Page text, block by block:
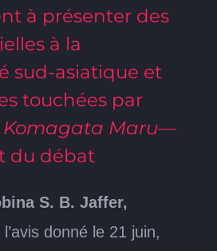
à présenter des
à la
sud-asiatique et
touchées par
Komagata Maru—
du débat
S. B. Jaffer,
donné le 21 juin,